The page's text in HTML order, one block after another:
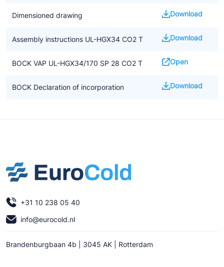
• De aanwijzingen in de handleiding voor het installeren van CO2
• We benadrukken dat alle beschikbare informatie gebaseerd is
op de op dat moment geldende kennisniveau. Het kan zijn dat
dit op termijn gewijzigd wordt door nieuwe ontwikkelingen
Underwriters Laboratories gecertificeerd. Underwriters
Amerikaanse markt.
Dimensioned drawing Download
Assembly instructions UL-HGX34 CO2 T Download
BOCK VAP UL-HGX34/170 SP 28 CO2 T Open
BOCK Declaration of incorporation Download
+31 10 238 05 40
info@eurocold.nl
Brandenburgbaan 4b | 3045 AK | Rotterdam